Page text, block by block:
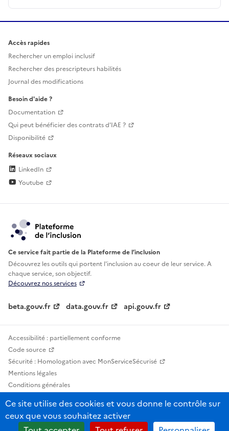
Accès rapides
Rechercher un emploi inclusif
Rechercher des prescripteurs habilités
Journal des modifications
Besoin d'aide ?
Documentation
Qui peut bénéficier des contrats d'IAE ?
Disponibilité
Réseaux sociaux
LinkedIn
Youtube
Ce service fait partie de la Plateforme de l’inclusion
Découvrez les outils qui portent l'inclusion aucoeur de leur service. A
chaque service, son objectif.
Découvrez nos services
beta.gouv.fr data.gouv.fr api.gouv.fr
Accessibilité : partiellement conforme
Code source
Sécurité : Homologation avec MonServiceSécurisé
Mentions légales
Conditions générales
Statistiques, lexiques et indicateurs
Sauf mention contraire, tous les contenus de ce site sont sous licence
Ce site utilise des cookies et vous donne le contrôle sur
ceux que vous souhaitez activer